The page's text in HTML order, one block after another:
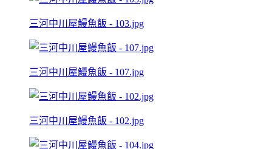
三河中川屋鰻魚飯 - 103.jpg
三河中川屋鰻魚飯 - 107.jpg
三河中川屋鰻魚飯 - 102.jpg